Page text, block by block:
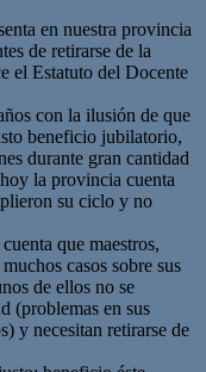
en nuestra provincia
de retirarse de la
el Estatuto del Docente
con la ilusión de que
beneficio jubilatorio,
durante gran cantidad
la provincia cuenta
su ciclo y no
que maestros,
casos sobre sus
de ellos no se
(problemas en sus
y necesitan retirarse de